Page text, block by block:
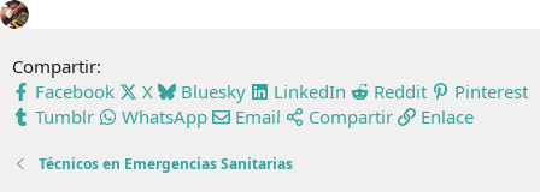
Compartir:
Facebook
X Bluesky LinkedIn Reddit
Pinterest
Tumblr
WhatsApp Email Compartir Enlace
Técnicos en Emergencias Sanitarias